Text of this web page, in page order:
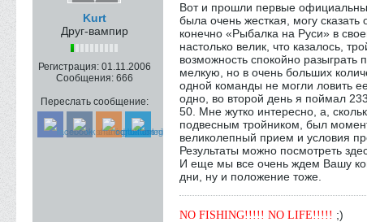
Kurt
Друг-вампир
Регистрация: 01.11.2006
Сообщения: 666
Переслать сообщение:
Вот и прошли первые
была очень жесткая, могу
конечно «Рыбалка на Руси» в
настолько велик, что казалось,
возможность спокойно
мелкую, но в очень больших
одной команды не могли ловить
одно, во второй день я поймал
50. Мне жутко интересно, а,
подвесным тройником, был
великолепный прием и условия
Результаты можно посмотреть
И еще мы все очень ждем Вашу
дни, ну и положение тоже.
NO FISHING!!!!! NO LIFE!!!!! ;)